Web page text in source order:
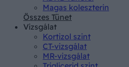
Magas koleszterin
Összes Tünet
Vizsgálat
Kortizol szint
CT-vizsgálat
MR-vizsgálat